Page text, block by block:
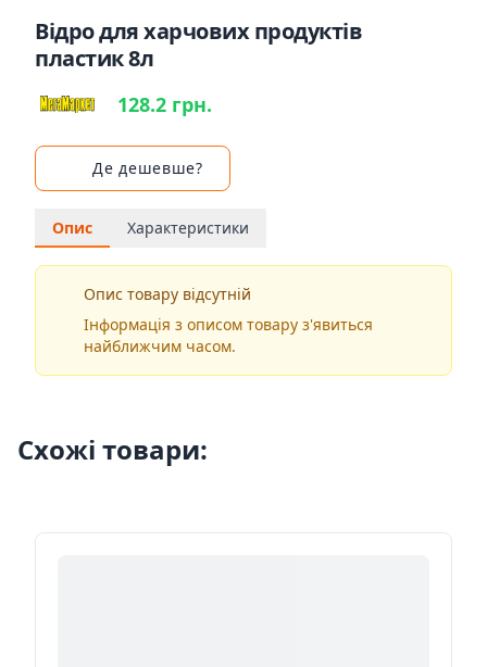
Відро для харчових продуктів
пластик 8л
128.2 грн.
Де дешевше?
Опис Характеристики
Опис товару відсутній
Інформація з описом товару з'явиться
найближчим часом.
Схожі товари: